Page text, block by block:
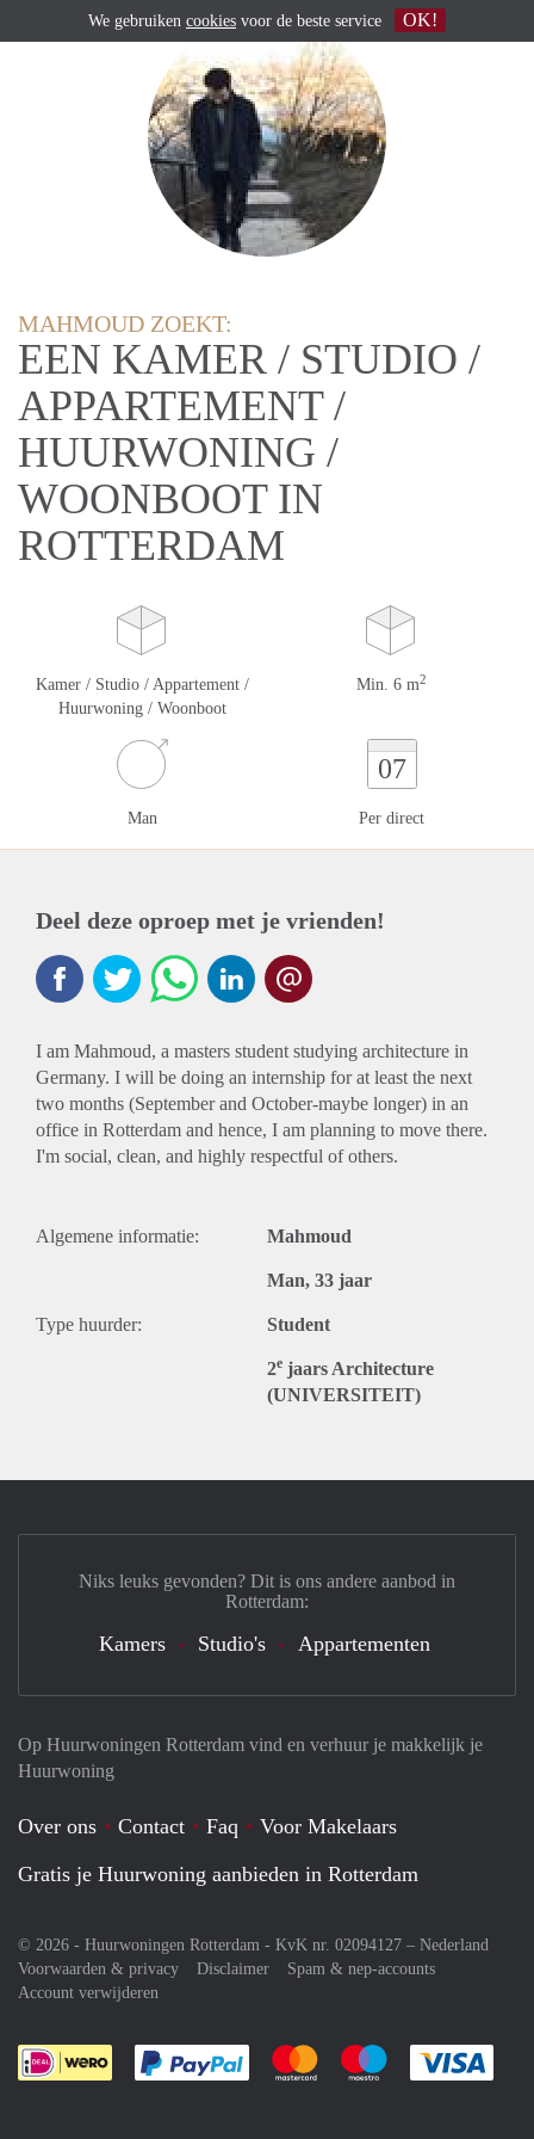
MAHMOUD ZOEKT:
EEN KAMER / STUDIO /
APPARTEMENT /
HUURWONING /
WOONBOOT IN
ROTTERDAM
Kamer / Studio / Appartement /
Huurwoning / Woonboot
Min. 6 m2
Man
07
Per direct
Deel deze oproep met je vrienden!
I am Mahmoud, a masters student studying architecture in
Germany. I will be doing an internship for at least the next
two months (September and October-maybe longer) in an
office in Rotterdam and hence, I am planning to move there.
I'm social, clean, and highly respectful of others.
Algemene informatie: Mahmoud
Man, 33 jaar
Type huurder: Student
2e jaars Architecture
(UNIVERSITEIT)
Op Huurwoningen Rotterdam vind en verhuur je makkelijk je
Huurwoning
Over ons Contact Faq
Voor Makelaars
Gratis je Huurwoning aanbieden in Rotterdam
© 2026 - Huurwoningen Rotterdam - KvK nr. 02094127 – Nederland
Voorwaarden & privacy
Disclaimer
Spam & nep-accounts
Account verwijderen
Je rekent gemakkelijk af met Paypal
Je rekent gemakkelijk af met
Je rekent
Niks leuks gevonden? Dit is ons andere aanbod in
Rotterdam:
Kamers Studio's Appartementen
We gebruiken cookies voor de beste service OK!